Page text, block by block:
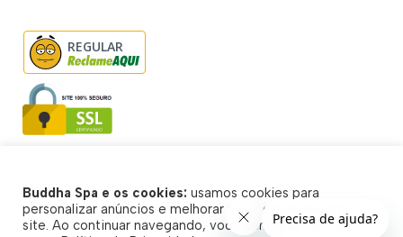
REGULAR
© Buddha Spa 2026 - Todos direitos reservados
Buddha Spa e os cookies: usamos cookies para
personalizar anúncios e melhorar a sua experiência no
site. Ao continuar navegando, você concorda com a